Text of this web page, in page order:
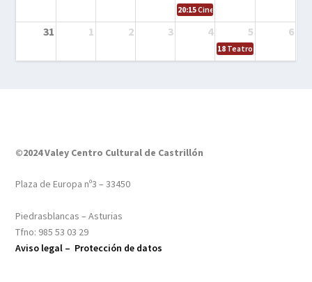
20:15Cine en el calle – Tintín y el
31 1 2 3 4 5 6
18 Teatro – Tres
©2024 Valey Centro Cultural de Castrillón
Plaza de Europa nº3 – 33450
Piedrasblancas – Asturias
Tfno: 985 53 03 29
Aviso legal – Protección de datos